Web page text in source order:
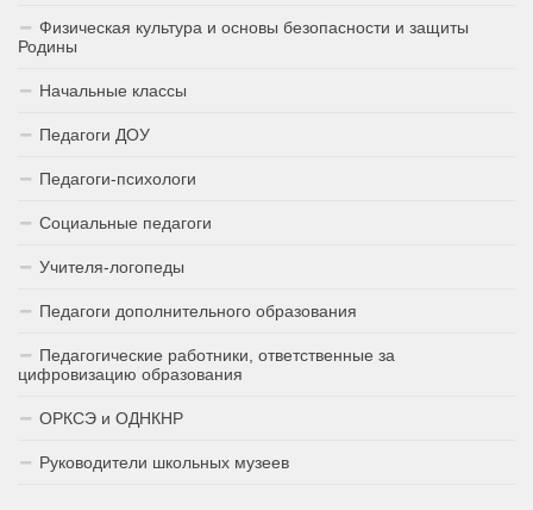
Физическая культура и основы безопасности и защиты
Родины
Начальные классы
Педагоги ДОУ
Педагоги-психологи
Социальные педагоги
Учителя-логопеды
Педагоги дополнительного образования
Педагогические работники, ответственные за
цифровизацию образования
ОРКСЭ и ОДНКНР
Руководители школьных музеев